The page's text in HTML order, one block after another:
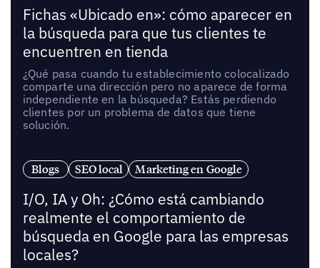
Fichas «Ubicado en»: cómo aparecer en
la búsqueda para que tus clientes te
encuentren en tienda
¿Qué pasa cuando tu establecimiento colocalizado
comparte una dirección pero no aparece de forma
independiente en la búsqueda? Estás perdiendo
clientes por un problema de datos que tiene
solución.
Blogs SEO local Marketing en Google
I/O, IA y Oh: ¿Cómo está cambiando
realmente el comportamiento de
búsqueda en Google para las empresas
locales?